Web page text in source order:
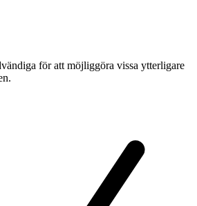
för att möjliggöra vissa ytterligare